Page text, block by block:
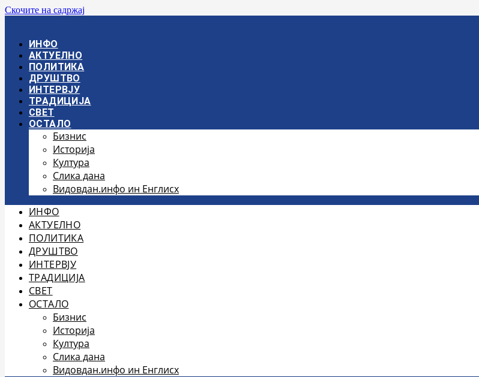
Скочите на садржај
ИНФО
АКТУЕЛНО
ПОЛИТИКА
ДРУШТВО
ИНТЕРВЈУ
ТРАДИЦИЈА
СВЕТ
ОСТАЛО
Бизнис
Историја
Култура
Слика дана
Видовдан.инфо ин Енглисх
ИНФО
АКТУЕЛНО
ПОЛИТИКА
ДРУШТВО
ИНТЕРВЈУ
ТРАДИЦИЈА
СВЕТ
ОСТАЛО
Бизнис
Историја
Култура
Слика дана
Видовдан.инфо ин Енглисх